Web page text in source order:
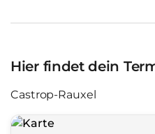
Hier findet dein
Castrop-Rauxel